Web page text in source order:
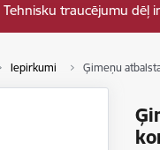
Tehnisku traucējumu dēļ
Iepirkumi Ģimeņu